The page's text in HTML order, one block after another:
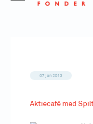
07 jan 2013
Aktiecafé med